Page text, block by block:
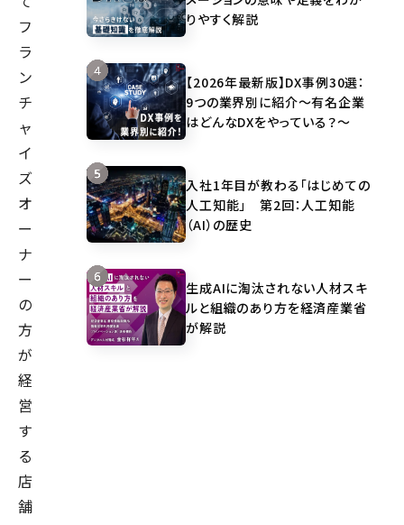
フ
ラ
ン
チ
ャ
イ
ズ
オ
ー
ナ
ー
の
方
が
経
営
す
る
店
舗
りやすく解説
【2026年最新版】DX事例30選：
9つの業界別に紹介～有名企業
はどんなDXをやっている？～
入社1年目が教わる「はじめての
人工知能」 第2回：人工知能
（AI）の歴史
生成AIに淘汰されない人材スキ
ルと組織のあり方を経済産業省
が解説